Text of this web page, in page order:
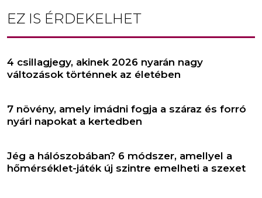
EZ IS ÉRDEKELHET
4 csillagjegy, akinek 2026 nyarán nagy
változások történnek az életében
7 növény, amely imádni fogja a száraz és forró
nyári napokat a kertedben
Jég a hálószobában? 6 módszer, amellyel a
hőmérséklet-játék új szintre emelheti a szexet